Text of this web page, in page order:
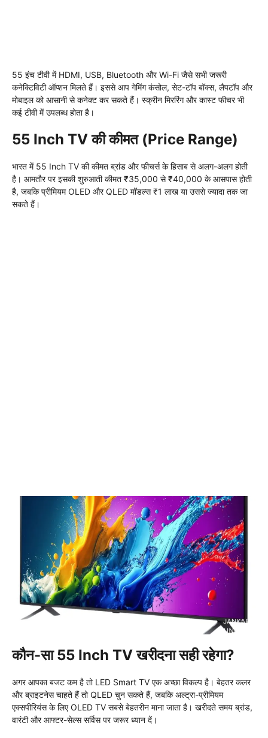
55 इंच टीवी में HDMI, USB, Bluetooth और Wi-Fi जैसे सभी जरूरी
कनेक्टिविटी ऑप्शन मिलते हैं। इससे आप गेमिंग कंसोल, सेट-टॉप बॉक्स, लैपटॉप और
मोबाइल को आसानी से कनेक्ट कर सकते हैं। स्क्रीन मिररिंग और कास्ट फीचर भी
कई टीवी में उपलब्ध होता है।
55 Inch TV की कीमत (Price Range)
भारत में 55 Inch TV की कीमत ब्रांड और फीचर्स के हिसाब से अलग-अलग होती
है। आमतौर पर इसकी शुरुआती कीमत ₹35,000 से ₹40,000 के आसपास होती
है, जबकि प्रीमियम OLED और QLED मॉडल्स ₹1 लाख या उससे ज्यादा तक जा
सकते हैं।
कौन-सा 55 Inch TV खरीदना सही रहेगा?
अगर आपका बजट कम है तो LED Smart TV एक अच्छा विकल्प है। बेहतर कलर
और ब्राइटनेस चाहते हैं तो QLED चुन सकते हैं, जबकि अल्ट्रा-प्रीमियम
एक्सपीरियंस के लिए OLED TV सबसे बेहतरीन माना जाता है। खरीदते समय ब्रांड,
वारंटी और आफ्टर-सेल्स सर्विस पर जरूर ध्यान दें।